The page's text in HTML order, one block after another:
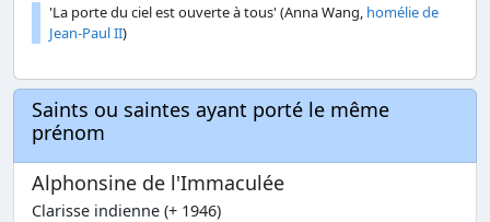
'La porte du ciel est ouverte à tous' (Anna Wang, homélie de
Jean-Paul II)
Saints ou saintes ayant porté le même
prénom
Alphonsine de l'Immaculée
Clarisse indienne (+ 1946)